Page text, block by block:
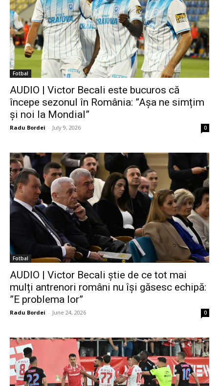
Fotbal
AUDIO | Victor Becali este bucuros că
începe sezonul în România: ”Așa ne simțim
și noi la Mondial”
Radu Bordei - July 9, 2026 0
Fotbal
AUDIO | Victor Becali știe de ce tot mai
mulți antrenori români nu își găsesc echipă:
”E problema lor”
Radu Bordei - June 24, 2026 0